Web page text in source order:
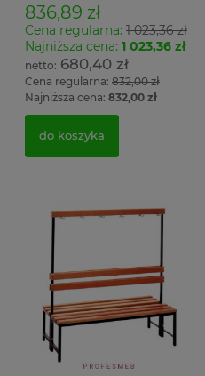
836,89 zł
Cena regularna: 1 023,36 zł
Najniższa cena: 1 023,36 zł
680,40 zł
Cena regularna: 832,00 zł
Najniższa cena: 832,00 zł
do koszyka